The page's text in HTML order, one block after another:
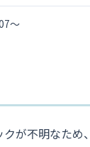
～
が不明なた